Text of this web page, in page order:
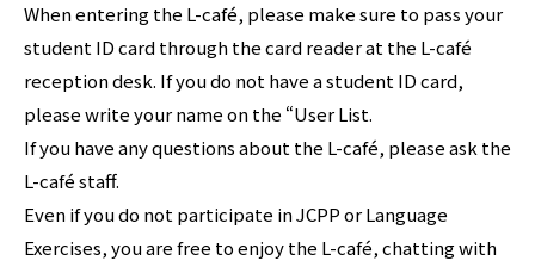
When entering the L-café, please make sure to pass your
student ID card through the card reader at the L-café
reception desk. If you do not have a student ID card,
please write your name on the “User List.
If you have any questions about the L-café, please ask the
L-café staff.
Even if you do not participate in JCPP or Language
Exercises, you are free to enjoy the L-café, chatting with